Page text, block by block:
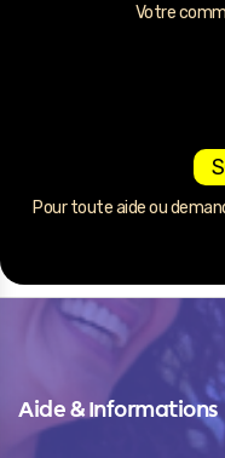
Votre
Pour toute aide ou
Aide & Informations